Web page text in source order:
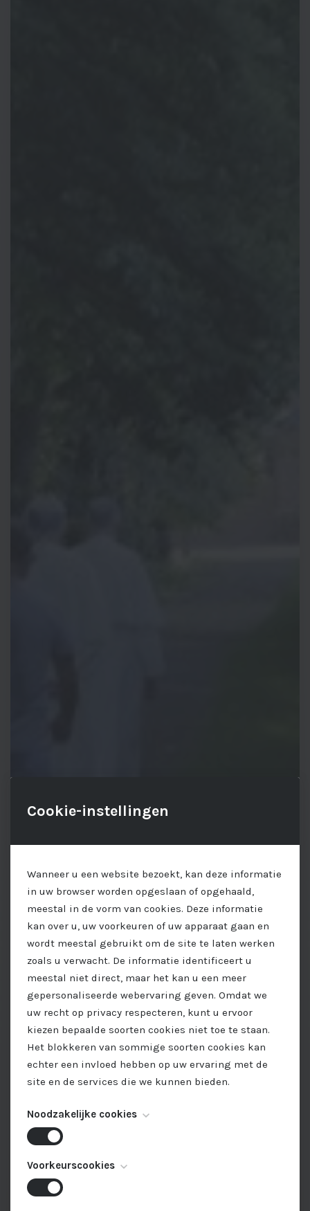
Cookie-instellingen
Wanneer u een website bezoekt, kan deze informatie
in uw browser worden opgeslaan of opgehaald,
meestal in de vorm van cookies. Deze informatie
kan over u, uw voorkeuren of uw apparaat gaan en
wordt meestal gebruikt om de site te laten werken
zoals u verwacht. De informatie identificeert u
meestal niet direct, maar het kan u een meer
gepersonaliseerde webervaring geven. Omdat we
uw recht op privacy respecteren, kunt u ervoor
kiezen bepaalde soorten cookies niet toe te staan.
Het blokkeren van sommige soorten cookies kan
echter een invloed hebben op uw ervaring met de
site en de services die we kunnen bieden.
Noodzakelijke cookies
Deze cookies zijn noodzakelijk voor het functioneren
van de website en kunnen niet worden
uitgeschakeld. Ze worden meestal alleen ingesteld
Voorkeurscookies